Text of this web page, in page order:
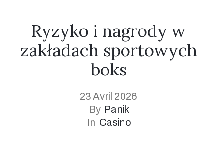
Ryzyko i nagrody w
zakładach sportowych
boks
23 Avril 2026
By Panik
In Casino